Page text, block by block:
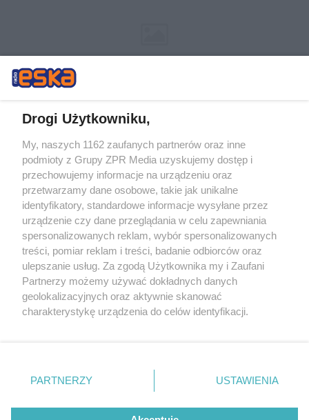
Żaden utwór zamieszczony w serwisie nie może być powielany i
rozpowszechniany lub dalej rozpowszechniany w jakikolwiek sposób (w
tym także elektroniczny lub mechaniczny) na jakimkolwiek polu
eksploatacji w jakiejkolwiek formie, włącznie z umieszczaniem w
Internecie bez pisemnej zgody właściciela praw. Jakiekolwiek użycie lub
wykorzystanie utworów w całości lub w części z naruszeniem prawa,
tzn. bez właściwej zgody, jest zabronione pod groźbą kary i może być
ścigane prawnie.
© 2026 Grupa ZPR Media
Drogi Użytkowniku,
My, naszych 1162 zaufanych partnerów oraz inne
podmioty z Grupy ZPR Media uzyskujemy dostęp i
przechowujemy informacje na urządzeniu oraz
przetwarzamy dane osobowe, takie jak unikalne
identyfikatory, standardowe informacje wysyłane przez
urządzenie czy dane przeglądania w celu zapewniania
spersonalizowanych reklam, wybór spersonalizowanych
treści, pomiar reklam i treści, badanie odbiorców oraz
ulepszanie usług. Za zgodą Użytkownika my i Zaufani
Partnerzy możemy używać dokładnych danych
geolokalizacyjnych oraz aktywnie skanować
charakterystykę urządzenia do celów identyfikacji.
zmienić/wycofać klikając przycisk ustawień prywatności
znajdujący się w lewym dolnym rogu strony
rodzaje przetwarzania danych nie wymagają zgody
PARTNERZY USTAWIENIA